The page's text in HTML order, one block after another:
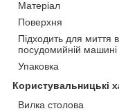
Матеріал
Поверхня
Підходить для миття в
посудомийній машині
Упаковка
Користувальницькі
Вилка столова